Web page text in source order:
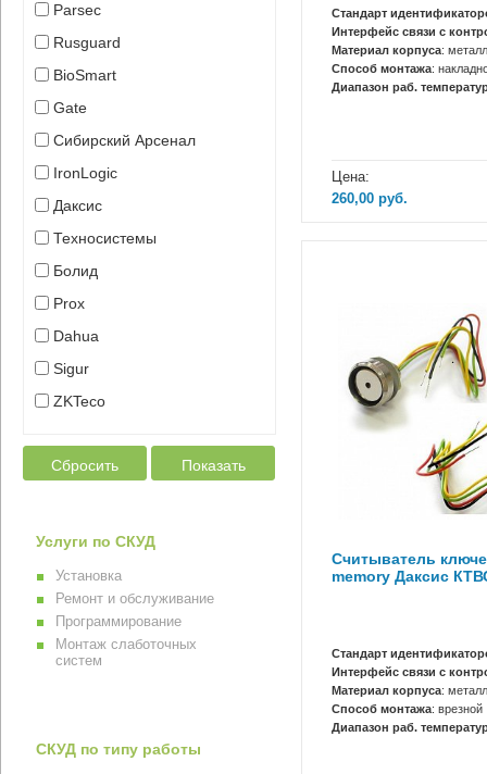
Parsec
Rusguard
BioSmart
Gate
Сибирский Арсенал
IronLogic
Даксис
Техносистемы
Болид
Prox
Dahua
Sigur
ZKTeco
Сбросить Показать
Услуги по СКУД
Установка
Ремонт и обслуживание
Программирование
Монтаж слаботочных
систем
СКУД по типу работы
Стандарт
Интерфейс связи с
Материал корпуса: металл
Способ монтажа:
Диапазон раб.
Цена:
260,00 руб.
Считыватель
memory Даксис
Стандарт
Интерфейс связи с
Материал корпуса: металл
Способ монтажа: врезной
Диапазон раб.